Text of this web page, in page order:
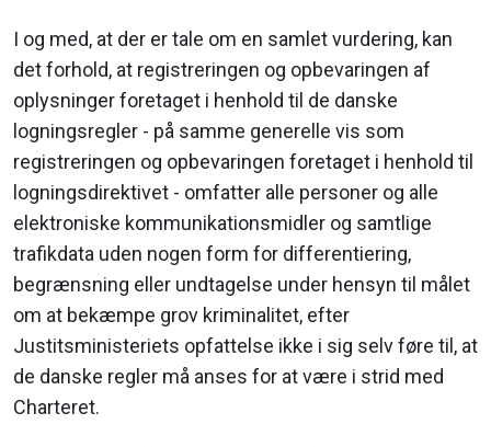
I og med, at der er tale om en samlet vurdering, kan
det forhold, at registreringen og opbevaringen af
oplysninger foretaget i henhold til de danske
logningsregler - på samme generelle vis som
registreringen og opbevaringen foretaget i henhold til
logningsdirektivet - omfatter alle personer og alle
elektroniske kommunikationsmidler og samtlige
trafikdata uden nogen form for differentiering,
begrænsning eller undtagelse under hensyn til målet
om at bekæmpe grov kriminalitet, efter
Justitsministeriets opfattelse ikke i sig selv føre til, at
de danske regler må anses for at være i strid med
Charteret.